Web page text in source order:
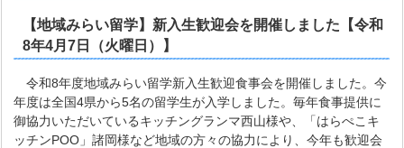
【地域みらい留学】新入生歓迎会を開催しました【令和
8年4月7日（火曜日）】
令和8年度地域みらい留学新入生歓迎食事会を開催しました。今
年度は全国4県から5名の留学生が入学しました。毎年食事提供に
御協力いただいているキッチングランマ西山様や、「はらぺこキ
ッチンPOO」諸岡様など地域の方々の協力により、今年も歓迎会